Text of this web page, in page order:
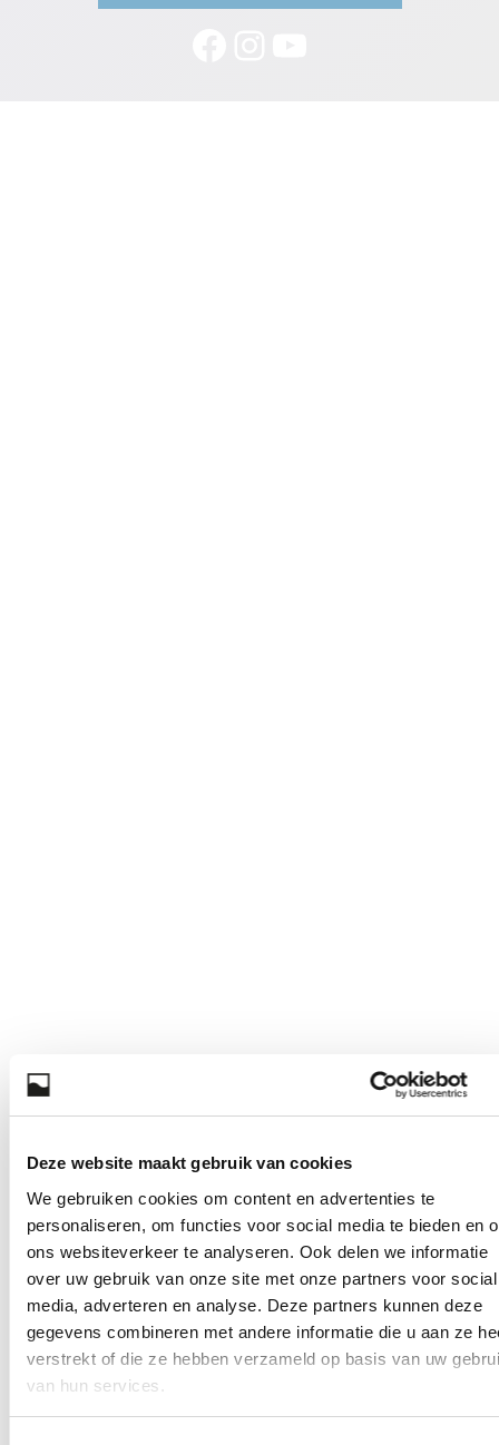
Deze website maakt gebruik van cookies
We gebruiken cookies om content en advertenties te
personaliseren, om functies voor social media te bieden en
ons websiteverkeer te analyseren. Ook delen we informatie
over uw gebruik van onze site met onze partners voor social
media, adverteren en analyse. Deze partners kunnen deze
gegevens combineren met andere informatie die u aan ze
verstrekt of die ze hebben verzameld op basis van uw
van hun services.